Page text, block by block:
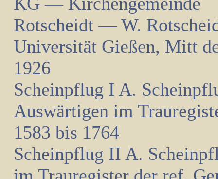
Rotscheidt — W.
Universität Gießen, Mitt
1926
Scheinpflug I A.
Auswärtigen im
1583 bis 1764
Scheinpflug II A.